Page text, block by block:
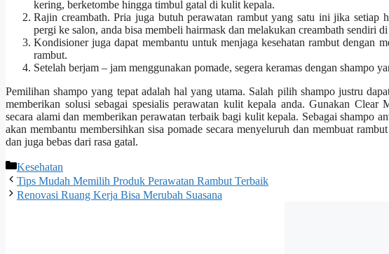
kering, berketombe hingga timbul gatal di kulit kepala.
Rajin creambath. Pria juga butuh perawatan rambut yang satu ini jika setiap
pergi ke salon, anda bisa membeli hairmask dan melakukan creambath sendiri
Kondisioner juga dapat membantu untuk menjaga kesehatan rambut dengan
rambut.
Setelah berjam – jam menggunakan pomade, segera keramas dengan shampo
Pemilihan shampo yang tepat adalah hal yang utama. Salah pilih shampo justru
memberikan solusi sebagai spesialis perawatan kulit kepala anda. Gunakan
secara alami dan memberikan perawatan terbaik bagi kulit kepala. Sebagai shampo
akan membantu membersihkan sisa pomade secara menyeluruh dan membuat
dan juga bebas dari rasa gatal.
Categories
Kesehatan
Tips Mudah Memilih Produk Perawatan Rambut Terbaik
Renovasi Ruang Kerja Bisa Merubah Suasana